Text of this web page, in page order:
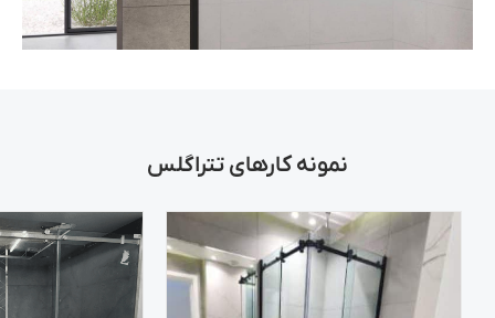
اطلاعات بیشترنمونه کارهای تتراگلس